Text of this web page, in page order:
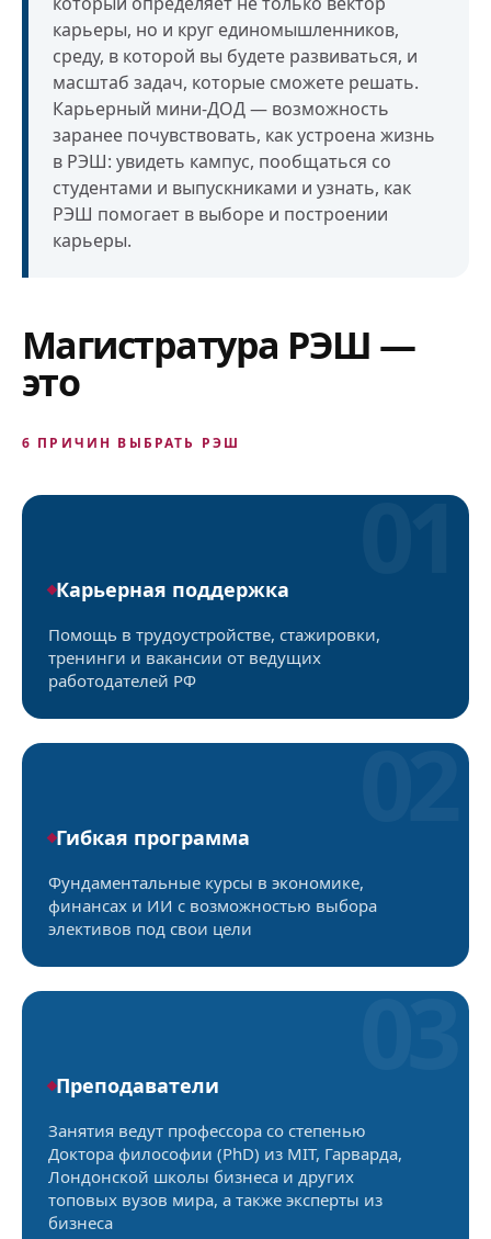
карьеры, но и круг единомышленников,
среду, в которой вы будете развиваться, и
масштаб задач, которые сможете решать.
Карьерный мини-ДОД — возможность
заранее почувствовать, как устроена жизнь
в РЭШ: увидеть кампус, пообщаться со
студентами и выпускниками и узнать, как
РЭШ помогает в выборе и построении
карьеры.
Магистратура РЭШ —
это
6 ПРИЧИН ВЫБРАТЬ РЭШ
01
Карьерная поддержка
Помощь в трудоустройстве, стажировки,
тренинги и вакансии от ведущих
работодателей РФ
02
Гибкая программа
Фундаментальные курсы в экономике,
финансах и ИИ с возможностью выбора
элективов под свои цели
03
Преподаватели
Занятия ведут профессора со степенью
Доктора философии (PhD) из MIT, Гарварда,
Лондонской школы бизнеса и других
топовых вузов мира, а также эксперты из
бизнеса